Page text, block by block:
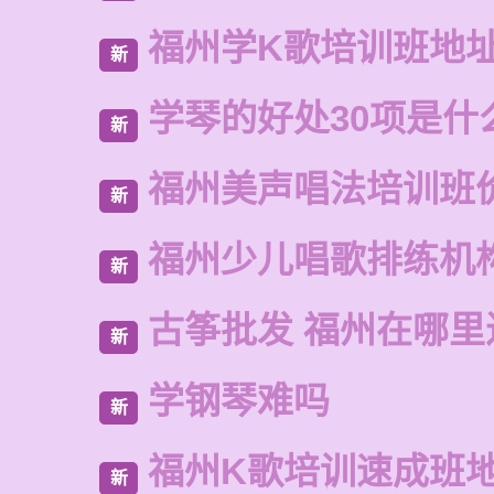
新 福州学K歌培训班地
新 学琴的好处30项是什
新 福州美声唱法培训班
新 福州少儿唱歌排练机
新 古筝批发 福州在哪
新 学钢琴难吗
新 福州K歌培训速成班